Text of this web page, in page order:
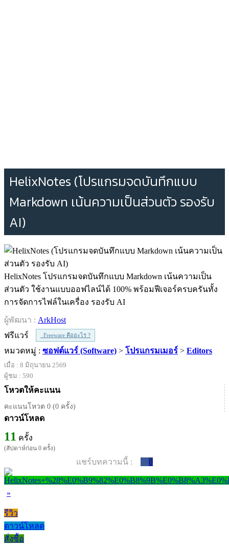
HelixNotes (โปรแกรมจดบันทึกแบบ
Markdown เน้นความเป็นส่วนตัว รองรับ
AI)
HelixNotes โปรแกรมจดบันทึกแบบ Markdown เน้นความเป็น
ส่วนตัว ใช้งานแบบออฟไลน์ได้ 100% พร้อมฟีเจอร์ครบครันทั้ง
การจัดการไฟล์ในเครื่อง รองรับ AI
ผู้พัฒนา : ArkHost
ฟรีแวร์
Freeware คืออะไร ?
หมวดหมู่ : ซอฟต์แวร์ (Software) > โปรแกรมเมอร์ > Editors
เมื่อ : 8 มิถุนายน 2569
ผู้ชม : 590
โหวตให้คะแนน
คะแนนโหวต 0 (0 ครั้ง)
ดาวน์โหลด
11 ครั้ง
(สัปดาห์ก่อน 0 ครั้ง)
แชร์บทความนี้ : 0
»
รีวิว
ดาวน์โหลด
สั่งซื้อ